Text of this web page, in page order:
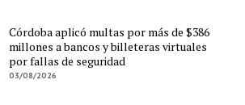
Córdoba aplicó multas por más de $386
millones a bancos y billeteras virtuales
por fallas de seguridad
03/08/2026